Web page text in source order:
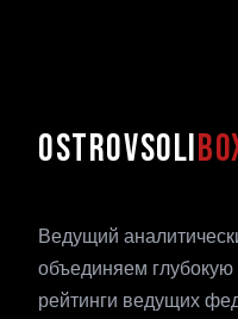
OSTROVSOLI
Ведущий
объединяем глубокую
рейтинги ведущих